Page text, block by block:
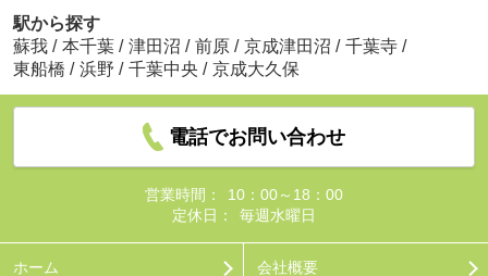
駅から探す
蘇我 / 本千葉 / 津田沼 / 前原 / 京成津田沼 / 千葉寺 /
東船橋 / 浜野 / 千葉中央 / 京成大久保
電話でお問い合わせ
営業時間：
10：00～18：00
定休日：
毎週水曜日
ホーム 会社概要